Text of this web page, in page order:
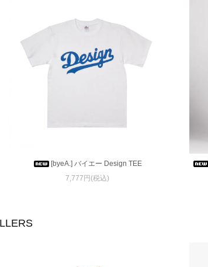
[byeA.] バイエー Design TEE
7,777円(税込)